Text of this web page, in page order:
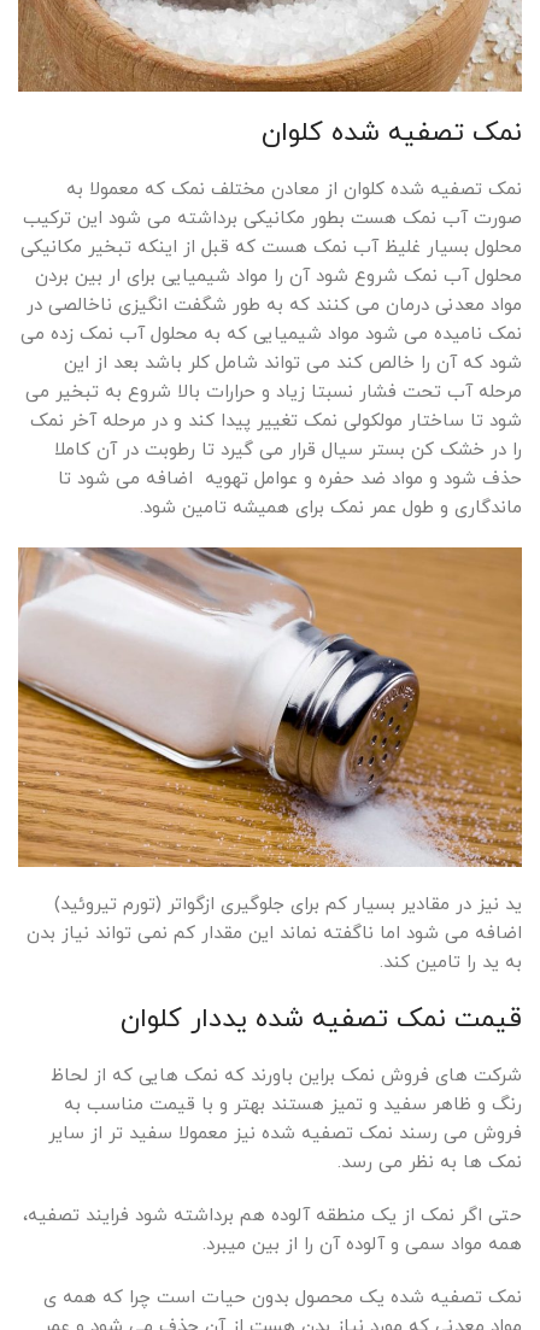
نمک تصفیه شده کلوان
نمک تصفیه شده کلوان از معادن مختلف نمک که معمولا به
صورت آب نمک هست بطور مکانیکی برداشته می شود این ترکیب
محلول بسیار غلیظ آب نمک هست که قبل از اینکه تبخیر مکانیکی
محلول آب نمک شروع شود آن را مواد شیمیایی برای ار بین بردن
مواد معدنی درمان می کنند که به طور شگفت انگیزی ناخالصی در
نمک نامیده می شود مواد شیمیایی که به محلول آب نمک زده می
شود که آن را خالص کند می تواند شامل کلر باشد بعد از این
مرحله آب تحت فشار نسبتا زیاد و حرارات بالا شروع به تبخیر می
شود تا ساختار مولکولی نمک تغییر پیدا کند و در مرحله آخر نمک
را در خشک کن بستر سیال قرار می گیرد تا رطوبت در آن کاملا
حذف شود و مواد ضد حفره و عوامل تهویه اضافه می شود تا
ماندگاری و طول عمر نمک برای همیشه تامین شود.
ید نیز در مقادیر بسیار کم برای جلوگیری ازگواتر (تورم تیروئید)
اضافه می شود اما ناگفته نماند این مقدار کم نمی تواند نیاز بدن
به ید را تامین کند.
قیمت نمک تصفیه شده یددار کلوان
شرکت های فروش نمک براین باورند که نمک هایی که از لحاظ
رنگ و ظاهر سفید و تمیز هستند بهتر و با قیمت مناسب به
فروش می رسند نمک تصفیه شده نیز معمولا سفید تر از سایر
نمک ها به نظر می رسد.
حتی اگر نمک از یک منطقه آلوده هم برداشته شود فرایند تصفیه،
همه مواد سمی و آلوده آن را از بین میبرد.
نمک تصفیه شده یک محصول بدون حیات است چرا که همه ی